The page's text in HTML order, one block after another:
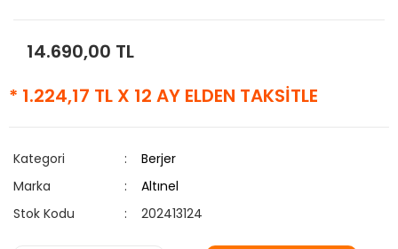
14.690,00 TL
* 1.224,17 TL X 12 AY ELDEN TAKSİTLE
Kategori
Berjer
Marka
Altınel
Stok Kodu
202413124